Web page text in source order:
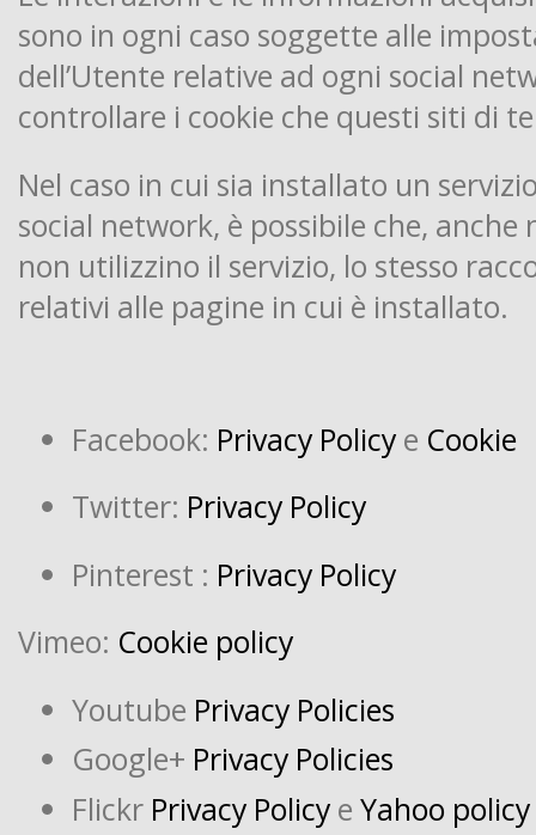
sono in ogni caso soggette alle
dell’Utente relative ad ogni social
controllare i cookie che questi siti di
Nel caso in cui sia installato un
social network, è possibile che, anche
non utilizzino il servizio, lo stesso
relativi alle pagine in cui è installato.
Facebook: Privacy Policy e Cookie
Twitter: Privacy Policy
Pinterest : Privacy Policy
Vimeo: Cookie policy
Youtube Privacy Policies
Google+ Privacy Policies
Flickr Privacy Policy eYahoo policy